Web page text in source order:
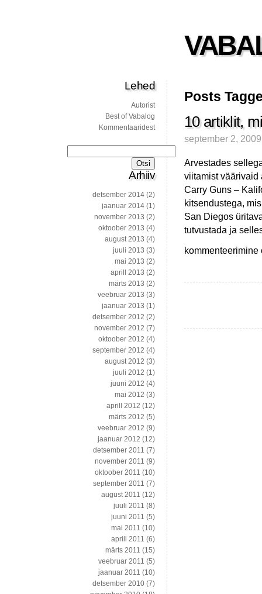
Posts
10 artiklit,
september 2, 2009
Arvestades
viitamist väärivaid
Carry Guns –
kitsendustega,
San Diegos
tutvustada ja
10
väärivad
Lehed
Autorist
Best of Vabalog
Kommentaaridest
Arhiiv
detsember 2014 (2)
jaanuar 2014 (1)
november 2013 (2)
oktoober 2013 (4)
august 2013 (4)
juuli 2013 (3)
mai 2013 (2)
aprill 2013 (2)
märts 2013 (2)
veebruar 2013 (3)
jaanuar 2013 (1)
detsember 2012 (2)
november 2012 (7)
oktoober 2012 (4)
september 2012 (4)
august 2012 (3)
juuli 2012 (1)
juuni 2012 (4)
mai 2012 (3)
aprill 2012 (12)
märts 2012 (5)
veebruar 2012 (9)
jaanuar 2012 (12)
detsember 2011 (7)
november 2011 (9)
oktoober 2011 (10)
september 2011 (7)
august 2011 (12)
juuli 2011 (8)
juuni 2011 (5)
mai 2011 (10)
aprill 2011 (6)
märts 2011 (15)
veebruar 2011 (5)
jaanuar 2011 (10)
detsember 2010 (7)